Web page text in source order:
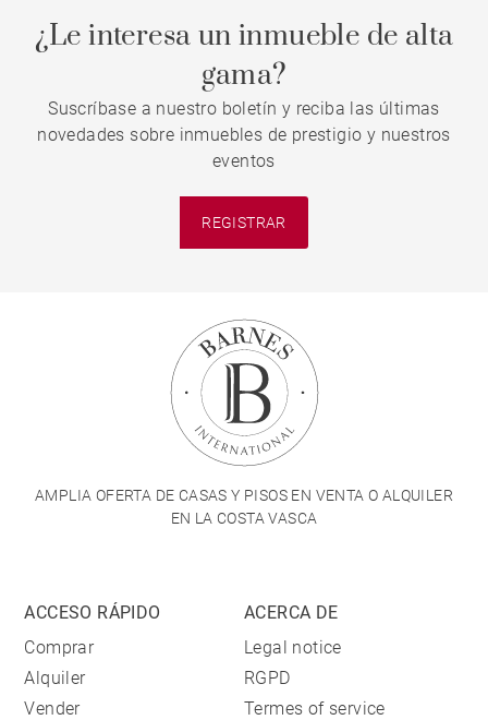
¿Le interesa un inmueble de alta
gama?
Suscríbase a nuestro boletín y reciba las últimas
novedades sobre inmuebles de prestigio y nuestros
eventos
REGISTRAR
AMPLIA OFERTA DE CASAS Y PISOS EN VENTA O ALQUILER
EN LA COSTA VASCA
ACCESO RÁPIDO
Comprar
Alquiler
Vender
ACERCA DE
Legal notice
RGPD
Termes of service